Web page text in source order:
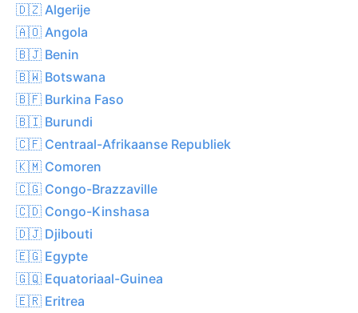
🇩🇿 Algerije
🇦🇴 Angola
🇧🇯 Benin
🇧🇼 Botswana
🇧🇫 Burkina Faso
🇧🇮 Burundi
🇨🇫 Centraal-Afrikaanse Republiek
🇰🇲 Comoren
🇨🇬 Congo-Brazzaville
🇨🇩 Congo-Kinshasa
🇩🇯 Djibouti
🇪🇬 Egypte
🇬🇶 Equatoriaal-Guinea
🇪🇷 Eritrea